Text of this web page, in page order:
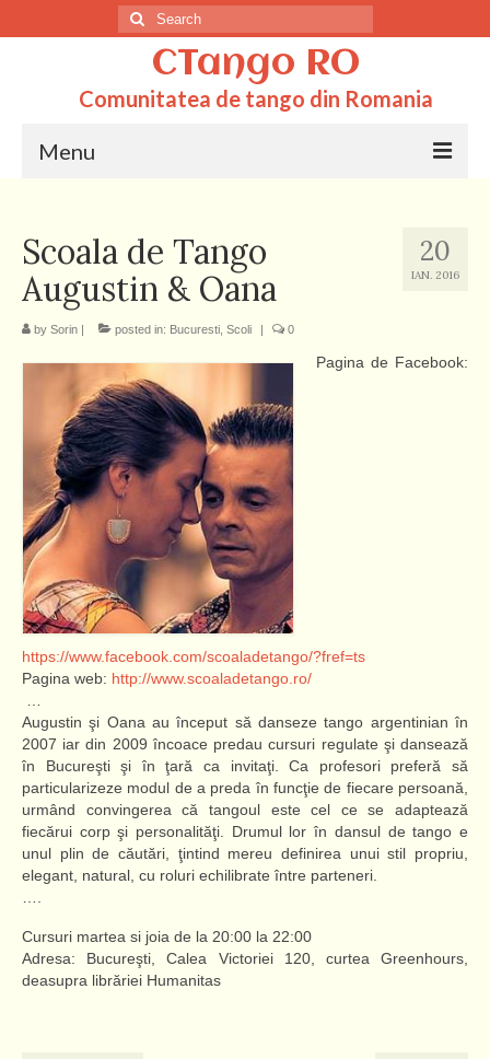
Search
for:
CTango RO
Comunitatea de tango din Romania
Menu
Totul despre tango
Dictionar
20
IAN. 2016
Scoala de Tango
Augustin & Oana
by Sorin | posted in: Bucuresti Scoli | 0
Pagina de Facebook:
https://www.facebook.com/scoaladetango/?fref=ts
Pagina web: http://www.scoaladetango.ro/
Augustin şi Oana au început să danseze tango argentinian în
2007 iar din 2009 încoace predau cursuri regulate şi dansează
în Bucureşti şi în ţară ca invitaţi. Ca profesori preferă să
particularizeze modul de a preda în funcţie de fiecare persoană,
urmând convingerea că tangoul este cel ce se adaptează
fiecărui corp şi personalităţi. Drumul lor în dansul de tango e
unul plin de căutări, ţintind mereu definirea unui stil propriu,
elegant, natural, cu roluri echilibrate între parteneri.
Cursuri martea si joia de la 20:00 la 22:00
Adresa: Bucureşti, Calea Victoriei 120, curtea Greenhours,
deasupra librăriei Humanitas